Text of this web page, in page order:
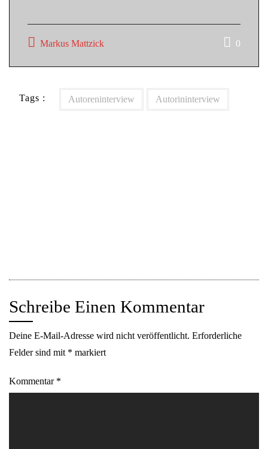
Markus Mattzick 0
Tags : Autoreninterview Autorininterview
Schreibe Einen Kommentar
Deine E-Mail-Adresse wird nicht veröffentlicht. Erforderliche
Felder sind mit * markiert
Kommentar *